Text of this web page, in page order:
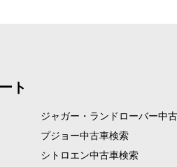
ト
ジャガー・ランドローバー中
プジョー中古車検索
シトロエン中古車検索